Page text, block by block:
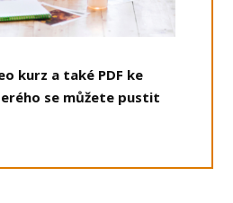
kurz a také PDF ke
se můžete pustit